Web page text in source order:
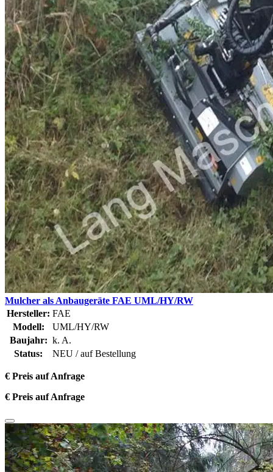
Mulcher als Anbaugeräte FAE UML/HY/RW
Hersteller: FAE
Modell:
UML/HY/RW
Baujahr: k. A.
Status:
NEU / auf Bestellung
€ Preis auf Anfrage
€ Preis auf Anfrage